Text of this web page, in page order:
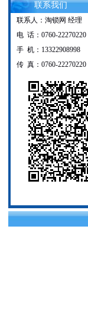
联系我们
联系人：淘锁网 经理
电 话：0760-22270220
手 机：13322908998
传 真：0760-22270220